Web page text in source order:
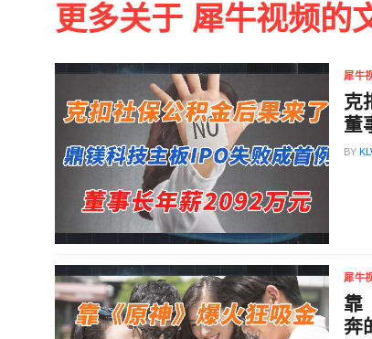
更多关于 犀牛视频的
犀牛
克
董
BY
犀牛
靠
奔